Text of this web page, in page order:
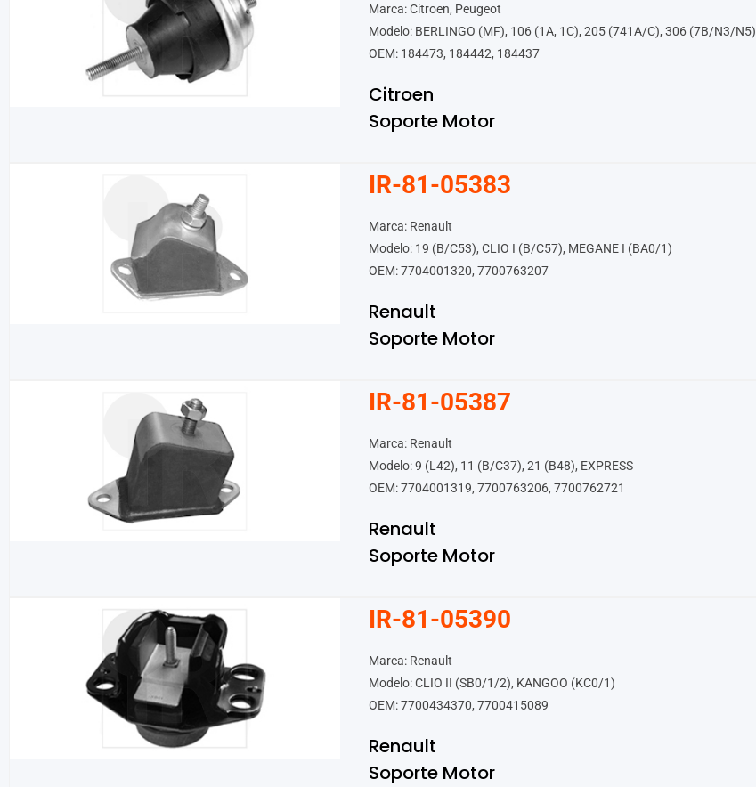
Marca: Citroen, Peugeot
Modelo: BERLINGO (MF), 106 (1A, 1C), 205 (741A/C), 306 (7B/N3/N5)
OEM: 184473, 184442, 184437
Citroen
Soporte Motor
IR-81-05383
Marca: Renault
Modelo: 19 (B/C53), CLIO I (B/C57), MEGANE I (BA0/1)
OEM: 7704001320, 7700763207
Renault
Soporte Motor
IR-81-05387
Marca: Renault
Modelo: 9 (L42), 11 (B/C37), 21 (B48), EXPRESS
OEM: 7704001319, 7700763206, 7700762721
Renault
Soporte Motor
IR-81-05390
Marca: Renault
Modelo: CLIO II (SB0/1/2), KANGOO (KC0/1)
OEM: 7700434370, 7700415089
Renault
Soporte Motor